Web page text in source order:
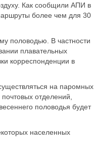
Как сообщили АПИ в
более чем для 30
половодью. В частности
плавательных
корреспонденции в
на паромных
отделений,
половодья будет
населенных